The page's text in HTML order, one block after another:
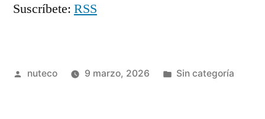
Suscríbete: RSS
Publicada
nuteco 9 marzo, 2026
Publicada
Sin categoría